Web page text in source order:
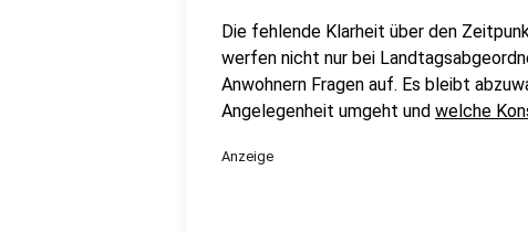
Die fehlende Klarheit über den
werfen nicht nur bei
Anwohnern Fragen auf. Es bleibt
Angelegenheit umgeht und welche
Anzeige